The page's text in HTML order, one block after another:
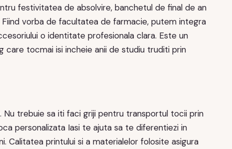
festivitatea de absolvire, banchetul de final de an
vorba de facultatea de farmacie, putem integra
o identitate profesionala clara. Este un
tocmai isi incheie anii de studiu truditi prin
trebuie sa iti faci griji pentru transportul tocii prin
personalizata Iasi te ajuta sa te diferentiezi in
Calitatea printului si a materialelor folosite asigura